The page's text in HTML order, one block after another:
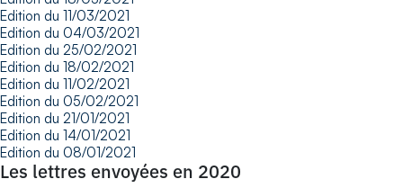
Edition du 11/03/2021
Edition du 04/03/2021
Edition du 25/02/2021
Edition du 18/02/2021
Edition du 11/02/2021
Edition du 05/02/2021
Edition du 21/01/2021
Edition du 14/01/2021
Edition du 08/01/2021
Les lettres envoyées en 2020